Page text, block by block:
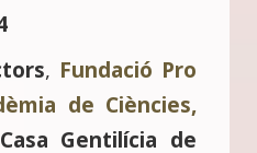
, Fundació Pro
de Ciències,
Casa Gentilícia de